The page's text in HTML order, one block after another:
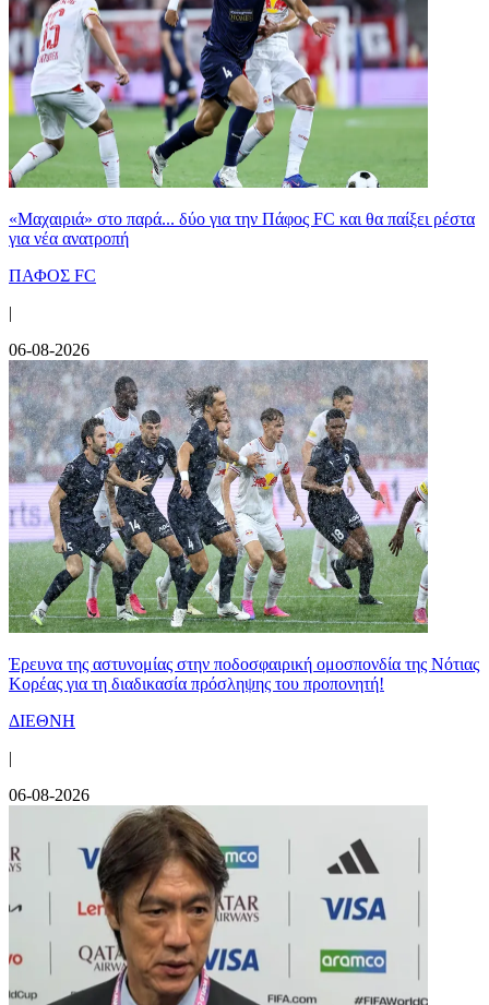
«Μαχαιριά» στο παρά... δύο για την Πάφος FC και θα παίξει ρέστα
για νέα ανατροπή
ΠΑΦΟΣ FC
|
06-08-2026
Έρευνα της αστυνομίας στην ποδοσφαιρική ομοσπονδία της Νότιας
Κορέας για τη διαδικασία πρόσληψης του προπονητή!
ΔΙΕΘΝΗ
|
06-08-2026